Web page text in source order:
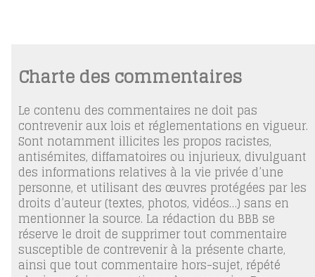
Charte des commentaires
Le contenu des commentaires ne doit pas
contrevenir aux lois et réglementations en vigueur.
Sont notamment illicites les propos racistes,
antisémites, diffamatoires ou injurieux, divulguant
des informations relatives à la vie privée d’une
personne, et utilisant des œuvres protégées par les
droits d’auteur (textes, photos, vidéos…) sans en
mentionner la source. La rédaction du BBB se
réserve le droit de supprimer tout commentaire
susceptible de contrevenir à la présente charte,
ainsi que tout commentaire hors-sujet, répété